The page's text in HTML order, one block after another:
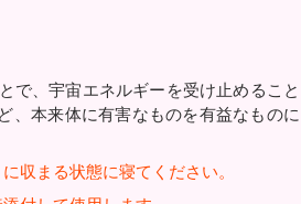
で、宇宙エネルギーを受け止めること
、本来体に有害なものを有益なものに
収まる状態に寝てください。